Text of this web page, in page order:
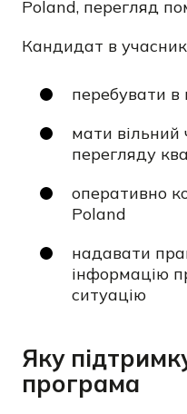
Poland, перегляд
Кандидат в
перебувати в
мати вільний
перегляду
оперативно
Poland
надавати
інформацію
ситуацію
Яку
програма